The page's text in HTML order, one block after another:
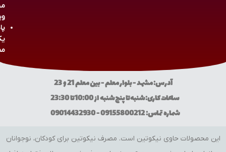
آدرس: مشهد - بلوار معلم - بین معلم 21 و 23
ساعات کاری: شنبه تا پنج شنبه از 10:00 تا 23:30
شماره تماس: 09155800212 - 09014432930
این محصولات حاوی نیکوتین است. مصرف نیکوتین برای کودکان، نوجوانان